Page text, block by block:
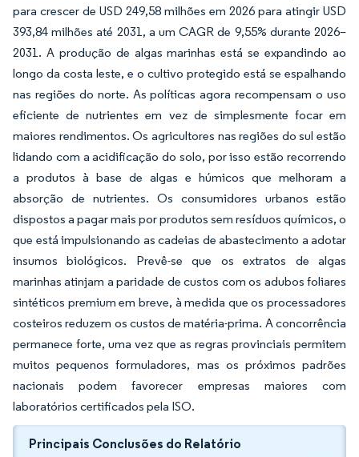
para crescer de USD 249,58 milhões em 2026 para atingir USD
393,84 milhões até 2031, a um CAGR de 9,55% durante 2026–
2031. A produção de algas marinhas está se expandindo ao
longo da costa leste, e o cultivo protegido está se espalhando
nas regiões do norte. As políticas agora recompensam o uso
eficiente de nutrientes em vez de simplesmente focar em
maiores rendimentos. Os agricultores nas regiões do sul estão
lidando com a acidificação do solo, por isso estão recorrendo
a produtos à base de algas e húmicos que melhoram a
absorção de nutrientes. Os consumidores urbanos estão
dispostos a pagar mais por produtos sem resíduos químicos, o
que está impulsionando as cadeias de abastecimento a adotar
insumos biológicos. Prevê-se que os extratos de algas
marinhas atinjam a paridade de custos com os adubos foliares
sintéticos premium em breve, à medida que os processadores
costeiros reduzem os custos de matéria-prima. A concorrência
permanece forte, uma vez que as regras provinciais permitem
muitos pequenos formuladores, mas os próximos padrões
nacionais podem favorecer empresas maiores com
laboratórios certificados pela ISO.
Principais Conclusões do Relatório